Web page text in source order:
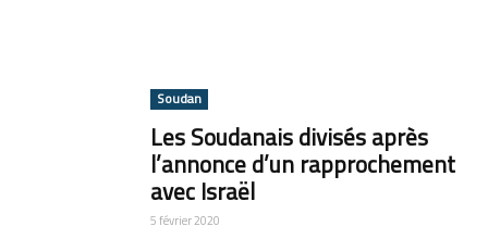
Soudan
Les Soudanais divisés après
l’annonce d’un rapprochement
avec Israël
5 février 2020